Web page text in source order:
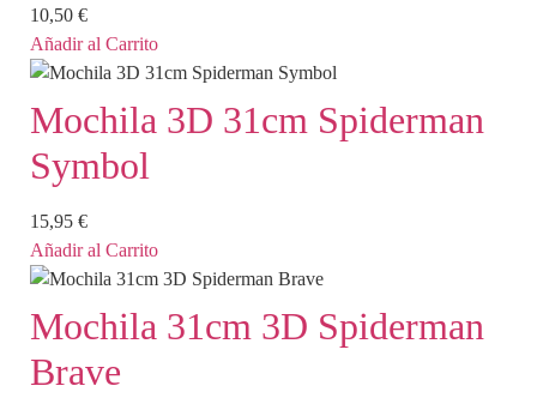
10,50 €
Añadir al Carrito
Mochila 3D 31cm Spiderman
Symbol
15,95 €
Añadir al Carrito
Mochila 31cm 3D Spiderman
Brave